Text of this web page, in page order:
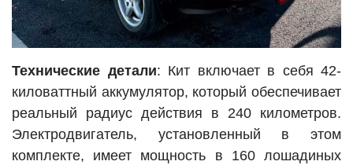
Технические детали: Кит включает в себя 42-
киловаттный аккумулятор, который обеспечивает
реальный радиус действия в 240 километров.
Электродвигатель, установленный в этом
комплекте, имеет мощность в 160 лошадиных